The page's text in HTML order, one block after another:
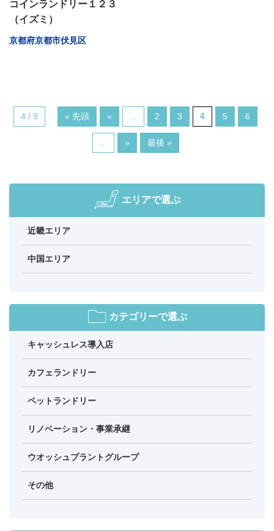
コインランドリー１２３
（イズミ）
京都府京都市伏見区
4 / 9 « 先頭 « 2 3 4 5 6
» 最後 »
エリアで選ぶ
近畿エリア
中国エリア
カテゴリーで選ぶ
キャッシュレス導入店
カフェランドリー
ペットランドリー
リノベーション・事業承継
ウオッシュプラントグループ
その他